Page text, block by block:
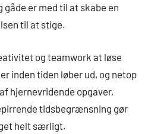
gåde er med til at skabe en
til at stige.
og teamwork at løse
inden tiden løber ud, og netop
hjernevridende opgaver,
tidsbegrænsning gør
helt særligt.